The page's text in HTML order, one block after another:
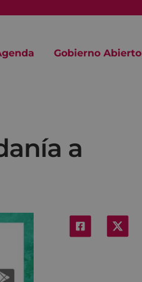
Gobierno Abierto
a